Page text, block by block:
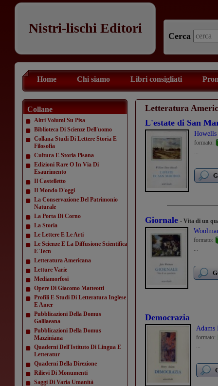
Nistri-lischi Editori
Cerca
Home Chi siamo Libri consigliati
Collane
Altri Volumi Su Pisa
Biblioteca Di Scienze Dell'uomo
Collana Studi Di Lettere Storia E
Filosofia
Cultura E Storia Pisana
Edizioni Rare O In Via Di
Esaurimento
Il Castelletto
Il Mondo D'oggi
La Conservazione Del Patrimonio
Naturale
La Porta Di Corno
La Storia
Le Lettere E Le Arti
Le Scienze E La Diffusione Scientifica
E Tecn
Letteratura Americana
Letture Varie
Mediamorfosi
Opere Di Giacomo Matteotti
Profili E Studi Di Letteratura Inglese
E Amer
Pubblicazioni Della Domus
Galilaeana
Pubblicazioni Della Domus
Mazziniana
Quaderni Dell'Istituto Di Lingua E
Letteratur
Quaderni Della Direzione
Rilievi Di Monumenti
Saggi Di Varia Umanità
Letteratura
L'estate di San
formato:
...
Giornale - Vita di un
formato:
...
Democrazia
Adams
formato:
...